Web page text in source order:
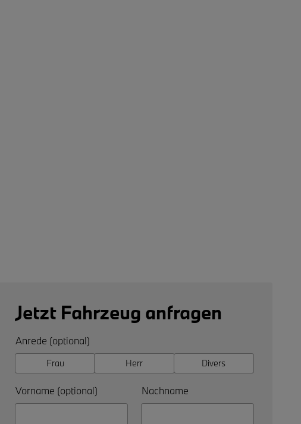
Jetzt Fahrzeug anfragen
Anrede (optional)
Frau Herr Divers
Vorname (optional) Nachname